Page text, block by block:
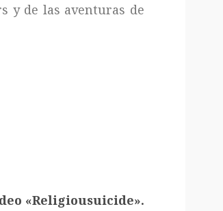
y de las aventuras de
«Religiousuicide».